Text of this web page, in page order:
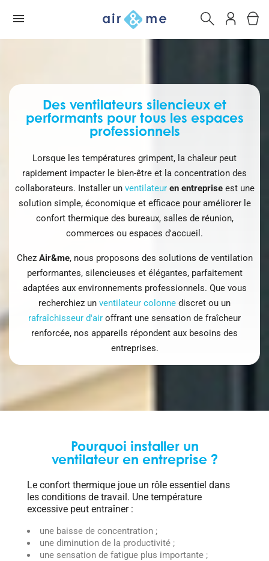
Des ventilateurs silencieux et
performants pour tous les espaces
professionnels
Lorsque les températures grimpent, la chaleur peut
rapidement impacter le bien-être et la concentration des
collaborateurs. Installer un ventilateuren entrepriseest une
solution simple, économique et efficace pour améliorer le
confort thermique des bureaux, salles de réunion,
commerces ou espaces d'accueil.
Chez Air&me, nous proposons des solutions de ventilation
performantes, silencieuses et élégantes, parfaitement
adaptées aux environnements professionnels. Que vous
recherchiez un ventilateur colonne discret ou un
rafraîchisseur d'air offrant une sensation de fraîcheur
renforcée, nos appareils répondent aux besoins des
entreprises.
Pourquoi installer un
ventilateur en entreprise ?
Le confort thermique joue un rôle essentiel dans
les conditions de travail. Une température
excessive peut entraîner :
une baisse de concentration ;
une diminution de la productivité ;
une sensation de fatigue plus importante ;